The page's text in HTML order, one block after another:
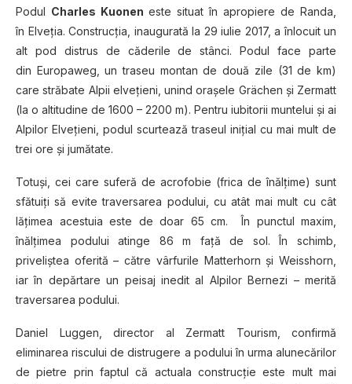
Podul Charles Kuonen este situat în apropiere de Randa,
în Elveţia. Construcţia, inaugurată la 29 iulie 2017, a înlocuit un
alt pod distrus de căderile de stânci. Podul face parte
din Europaweg, un traseu montan de două zile (31 de km)
care străbate Alpii elveţieni, unind oraşele Grächen şi Zermatt
(la o altitudine de 1600 – 2200 m). Pentru iubitorii muntelui şi ai
Alpilor Elveţieni, podul scurtează traseul iniţial cu mai mult de
trei ore şi jumătate.
Totuşi, cei care suferă de acrofobie (frica de înălţime) sunt
sfătuiţi să evite traversarea podului, cu atât mai mult cu cât
lăţimea acestuia este de doar 65 cm. În punctul maxim,
înălţimea podului atinge 86 m faţă de sol. În schimb,
priveliştea oferită – către vârfurile Matterhorn şi Weisshorn,
iar în depărtare un peisaj inedit al Alpilor Bernezi – merită
traversarea podului.
Daniel Luggen, director al Zermatt Tourism, confirmă
eliminarea riscului de distrugere a podului în urma alunecărilor
de pietre prin faptul că actuala construcţie este mult mai